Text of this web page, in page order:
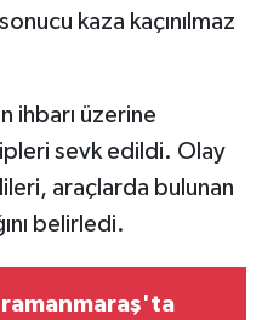
kaza kaçınılmaz
ihbarı üzerine
sevk edildi. Olay
araçlarda bulunan
belirledi.